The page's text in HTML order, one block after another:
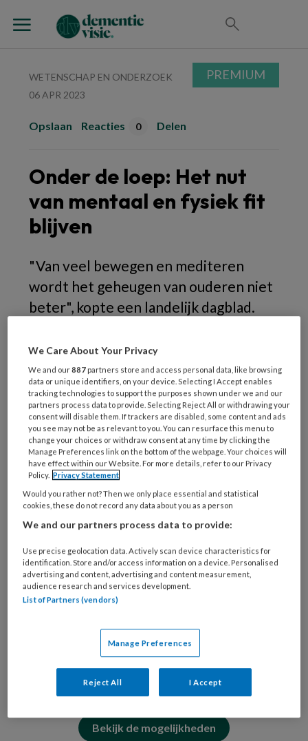
WETENSCHAP EN ONDERZOEK
06 APR 2023
Opslaan Reacties 0 Delen
Onder de loep: Het nut
van mentaal en fysiek fit
blijven
"Van veel bewegen en mediteren
wordt het geheugen van ouderen niet
beter", kopte een landelijk dagblad.
we al jarenlang dat een actieve leefstijl
kan helpen om dementie op afstand te
houden, en dan zou recent onderzoek
aanwijzingen opleveren voor het
tegendeel? In dezeOnder de loepgaat
het nu eens niet over bewijs voor
gunstige effecten van bepaalde
interventies of maatregelen om de
kans op dementie te verkleinen, maar
over afwezigheid van dergelijk bewijs.
Wat is er aan de hand?
PREMIUM
Bekijk de mogelijkheden
PREMIUM
We Care About Your Privacy
We and our887 partners store and access personal data, like browsing
data or unique identifiers, on your device. Selecting I Accept enables
tracking technologies to support the purposes shown under we and our
partners process data to provide. Selecting Reject All or withdrawing your
consent will disable them. If trackers are disabled, some content and ads
you see may not be as relevant to you. You can resurface this menu to
change your choices or withdraw consent at any time by clicking the
Manage Preferences link on the bottom of the webpage. Your choices will
have effect within our Website. For more details, refer to our Privacy
Policy. Privacy Statement
Would you rather not? Then we only place essential and statistical
cookies, these do not record any data about you as a person
We and our partners process data to provide:
Use precise geolocation data. Actively scan device characteristics for
identification. Store and/or access information on a device. Personalised
advertising and content, advertising and content measurement,
audience research and services development.
List of Partners (vendors)
Manage Preferences
Reject All I Accept